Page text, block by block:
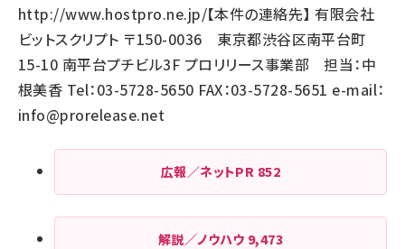
http://www.hostpro.ne.jp/【本件の連絡先】 有限会社
ビットスクリプト 〒150-0036 東京都渋谷区南平台町
15-10 南平台プチビル3F プロリリース事業部 担当：中
根美香 Tel：03-5728-5650 FAX：03-5728-5651 e-mail：
info@prorelease.net
広報／ネットPR 852
解説／ノウハウ 9,473